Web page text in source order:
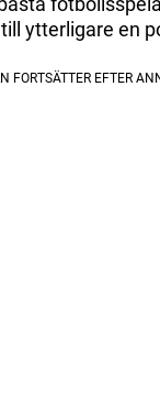
ytterligare en